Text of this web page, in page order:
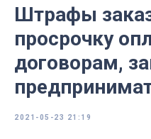
Штрафы
просрочку
договорам,
2021-05-23 21:19